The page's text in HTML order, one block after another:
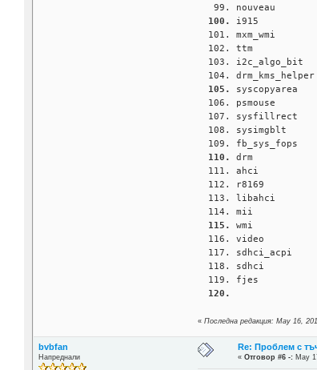
«Последна редакция: May 16,
bvbfan
Напреднали
Re: Проблем с
«Отговор #6 -: May